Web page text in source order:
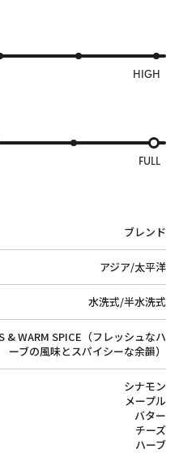
HIGH
FULL
ブレンド
アジア/太平洋
水洗式/半水洗式
& WARM SPICE（フレッシュなハ
ーブの風味とスパイシーな余韻）
シナモン
メープル
バター
チーズ
ハーブ